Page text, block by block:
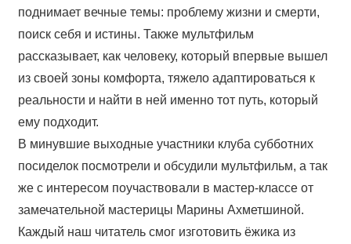
поднимает вечные темы: проблему жизни и смерти,
поиск себя и истины. Также мультфильм
рассказывает, как человеку, который впервые вышел
из своей зоны комфорта, тяжело адаптироваться к
реальности и найти в ней именно тот путь, который
ему подходит.
В минувшие выходные участники клуба субботних
посиделок посмотрели и обсудили мультфильм, а так
же с интересом поучаствовали в мастер-классе от
замечательной мастерицы Марины Ахметшиной.
Каждый наш читатель смог изготовить ёжика из